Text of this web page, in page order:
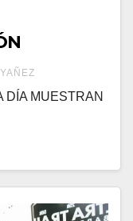
DÍA MUESTRAN